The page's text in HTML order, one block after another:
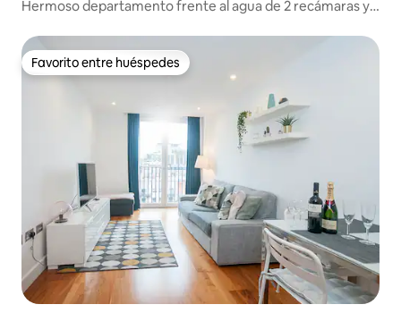
Hermoso departamento frente al agua de 2 recámaras y 2
Favorito entre huéspedes
Favorito entre huéspedes